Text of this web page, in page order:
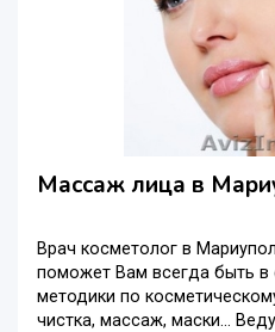
Массаж лица в
Врач косметолог в
поможет Вам всегда быть
методики по
чистка, массаж, маски…